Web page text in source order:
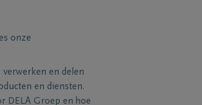
onze
verwerken en delen
en diensten.
DELA Groep en hoe